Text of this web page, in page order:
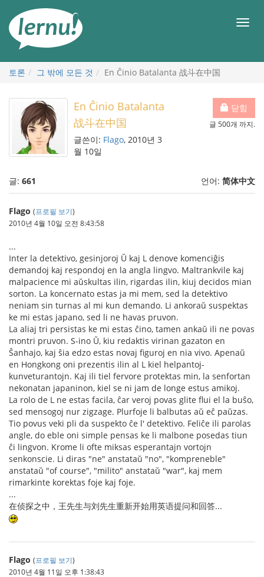
메
토론 그 밖에 모든 것 En Ĉinio Batalanta 战斗在中国
닫힘
글 500개 까지.
En Ĉinio Batalanta
战斗在中国
글쓴이: Flago, 2010년 3
월 10일
글: 661 언어: 简体中文
Flago (프로필 보기)
2010년 4월 10일 오전 8:43:58
...
Inter la detektivo, gesinjoroj Ŭ kaj L denove komenciĝis
demandoj kaj respondoj en la angla lingvo. Maltrankvile kaj
malpacience mi aŭskultas ilin, rigardas ilin, kiuj decidos mian
sorton. La koncernato estas ja mi mem, sed la detektivo
neniam sin turnas al mi kun demando. Li ankoraŭ suspektas
ke mi estas japano, sed li ne havas pruvon.
La aliaj tri persistas ke mi estas ĉino, tamen ankaŭ ili ne povas
montri pruvon. S-ino Ŭ, kiu redaktis virinan gazaton en
Ŝanhajo, kaj ŝia edzo estas novaj figuroj en nia vivo. Apenaŭ
en Hongkong oni prezentis ilin al L kiel helpantoj-
kunveturantojn. Kaj ili tiel fervore protektas min, la senfortan
nekonatan japaninon, kiel se ni jam de longe estus amikoj.
La rolo de L ne estas facila, ĉar veroj povas glite flui el la buŝo,
sed mensogoj nur zigzage. Plurfoje li balbutas aŭ eĉ paŭzas.
Tio povus veki pli da suspekto ĉe l' detektivo. Feliĉe ili parolas
angle, do eble oni simple pensas ke li malbone posedas tiun
ĉi lingvon. Krome li ofte miksas esperantajn vortojn
senkonscie. Li diras "ne" anstataŭ "no", "kompreneble"
anstataŭ "of course", "milito" anstataŭ "war", kaj mem
rimarkinte korektas foje kaj foje.
...
在侦探之中，王先生与刘先生重新开始用英语提问和回答...
Flago (프로필 보기)
2010년 4월 11일 오후 1:38:43